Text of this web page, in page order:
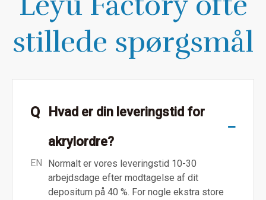
stillede spørgsmål
Q
Hvad er din leveringstid for
akrylordre?
EN
Normalt er vores leveringstid 10-30
arbejdsdage efter modtagelse af dit
depositum på 40 %. For nogle ekstra store